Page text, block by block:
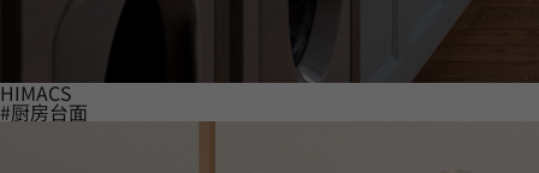
HIMACS
#厨房台面